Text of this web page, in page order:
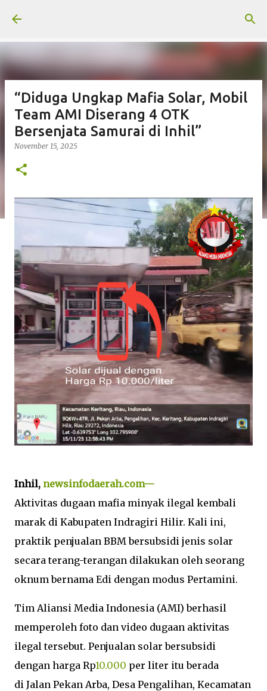
“Diduga Ungkap Mafia Solar, Mobil
Team AMI Diserang 4 OTK
Bersenjata Samurai di Inhil”
November 15, 2025
Inhil, newsinfodaerah.com—
Aktivitas dugaan mafia minyak ilegal kembali
marak di Kabupaten Indragiri Hilir. Kali ini,
praktik penjualan BBM bersubsidi jenis solar
secara terang-terangan dilakukan oleh seorang
oknum bernama Edi dengan modus Pertamini.
Tim Aliansi Media Indonesia (AMI) berhasil
memperoleh foto dan video dugaan aktivitas
ilegal tersebut. Penjualan solar bersubsidi
dengan harga Rp10.000 per liter itu berada
di Jalan Pekan Arba, Desa Pengalihan, Kecamatan